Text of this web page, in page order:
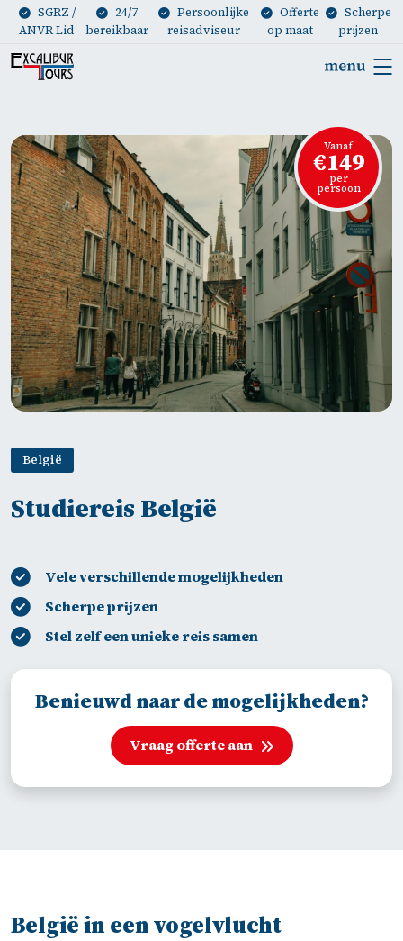
SGRZ /
ANVR Lid
24/7
bereikbaar
Persoonlijke
reisadviseur
Offerte
op maat
Scherpe
prijzen
Vanaf
€149
per
persoon
België
Studiereis België
Vele verschillende mogelijkheden
Scherpe prijzen
Stel zelf een unieke reis samen
Benieuwd naar de mogelijkheden?
Vraag offerte aan
België in een vogelvlucht